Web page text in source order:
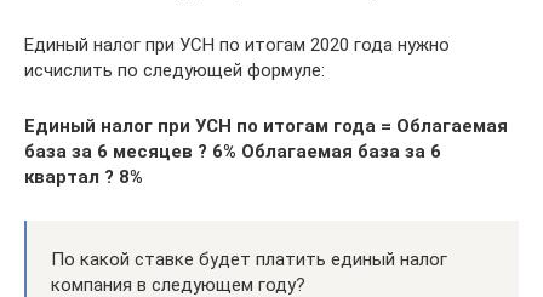
Единый налог при УСН по итогам 2020 года нужно
исчислить по следующей формуле:
Единый налог при УСН по итогам года = Облагаемая
база за 6 месяцев ? 6% Облагаемая база за 6
квартал ? 8%
По какой ставке будет платить единый налог
компания в следующем году?